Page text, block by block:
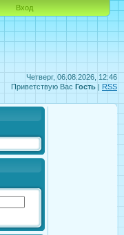
Четверг, 06.08.2026, 12:46
Приветствую Вас Гость | RSS
Вход